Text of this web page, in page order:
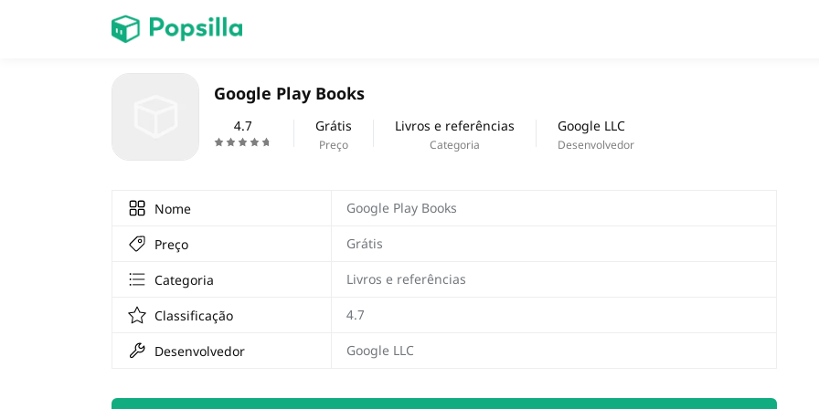
Google Play Books
4.7 Grátis
Preço
Livros e referências
Categoria
Google LLC
Desenvolvedor
Nome Google Play Books
Preço Grátis
Categoria Livros e referências
Classificação 4.7
Desenvolvedor Google LLC